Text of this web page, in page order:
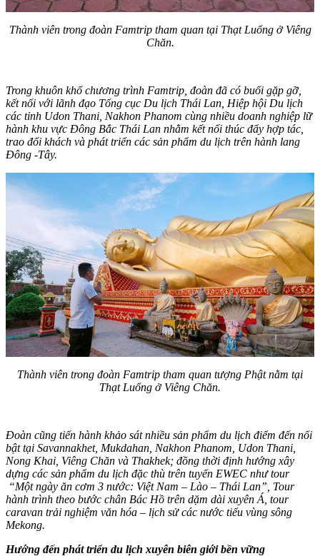
Thành viên trong đoàn Famtrip tham quan tại Thạt Luổng ở Viêng
Chăn.
Trong khuôn khổ chương trình Famtrip, đoàn đã có buổi gặp gỡ,
kết nối với lãnh đạo Tổng cục Du lịch Thái Lan, Hiệp hội Du lịch
các tỉnh Udon Thani, Nakhon Phanom cùng nhiều doanh nghiệp lữ
hành khu vực Đông Bắc Thái Lan nhằm kết nối thúc đẩy hợp tác,
trao đổi khách và phát triển các sản phẩm du lịch trên hành lang
Đông -Tây.
Thành viên trong đoàn Famtrip tham quan tượng Phật nằm tại
Thạt Luổng ở Viêng Chăn.
Đoàn cũng tiến hành khảo sát nhiều sản phẩm du lịch điểm đến nổi
bật tại Savannakhet, Mukdahan, Nakhon Phanom, Udon Thani,
Nong Khai, Viêng Chăn và Thakhek; đồng thời định hướng xây
dựng các sản phẩm du lịch đặc thù trên tuyến EWEC như tour
“Một ngày ăn cơm 3 nước: Việt Nam – Lào – Thái Lan”, Tour
hành trình theo bước chân Bác Hồ trên dặm dài xuyên Á, tour
caravan trải nghiệm văn hóa – lịch sử các nước tiểu vùng sông
Mekong.
Hướng đến phát triển du lịch xuyên biên giới bền vững